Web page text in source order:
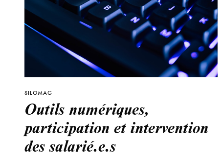
SILOMAG
Outils numériques,
participation et intervention
des salarié.e.s